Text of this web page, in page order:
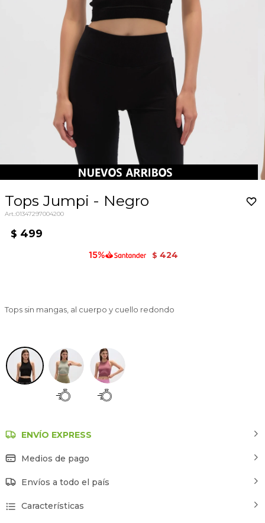
Tops Jumpi - Negro
01347297004200
$ 499
$ 424
Tops sin mangas, al cuerpo y cuello redondo
ENVÍO EXPRESS
Medios de pago
Envíos a todo el país
Características